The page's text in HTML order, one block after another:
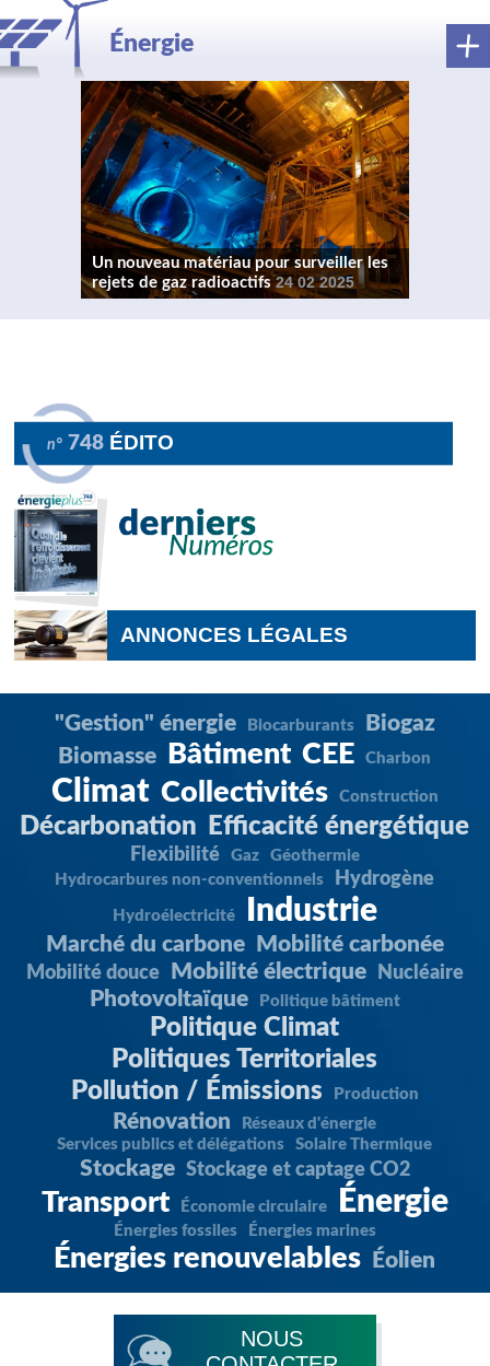
Énergie
Un nouveau matériau pour surveiller les
rejets de gaz radioactifs24 02 2025
n° 748 ÉDITO
ANNONCES LÉGALES
"Gestion" énergie Biocarburants
Biogaz
Biomasse
Bâtiment CEE Charbon
Climat Collectivités Construction
Décarbonation Efficacité énergétique
Flexibilité Gaz
Géothermie
Hydrocarbures non-conventionnels
Hydrogène
Hydroélectricité Industrie
Marché du carbone Mobilité carbonée
Mobilité douce Mobilité électrique Nucléaire
Photovoltaïque Politique bâtiment
Politique Climat
Politiques Territoriales
Pollution / Émissions
Production
Rénovation
Réseaux d'énergie
Services publics et délégations
Solaire Thermique
Stockage Stockage et captage CO2
Transport Économie circulaire Énergie
Énergies fossiles Énergies marines
Énergies renouvelables Éolien
NOUS